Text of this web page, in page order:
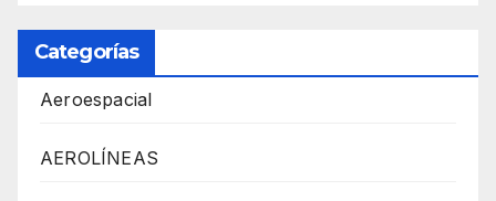
Categorías
Aeroespacial
AEROLÍNEAS